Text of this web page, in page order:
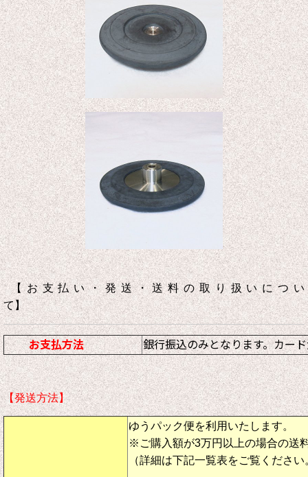
【お支払い・発送・送料の取り扱いについ
て】
お支払方法 銀行振込のみとなります。カー
【発送方法】
ゆうパック便を利用いたします。
※ご購入額が3万円以上の場合の送
（詳細は下記一覧表をご覧ください